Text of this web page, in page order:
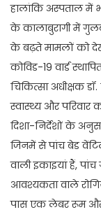
हालांकि अस्पताल में
के कालाबुरागी में
के बढ़ते मामलों को
कोविड-19 वार्ड
चिकित्सा अधीक्षक
स्वास्थ्य और परिवार
दिशा-निर्देशों के
जिनमें से पांच बेड
वाली इकाइयां हैं,
आवश्यकता वाले
पास एक लेबर रूम और